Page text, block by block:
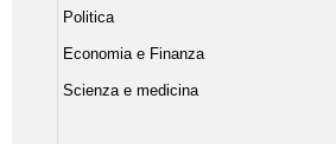
Politica
Economia e Finanza
Scienza e medicina